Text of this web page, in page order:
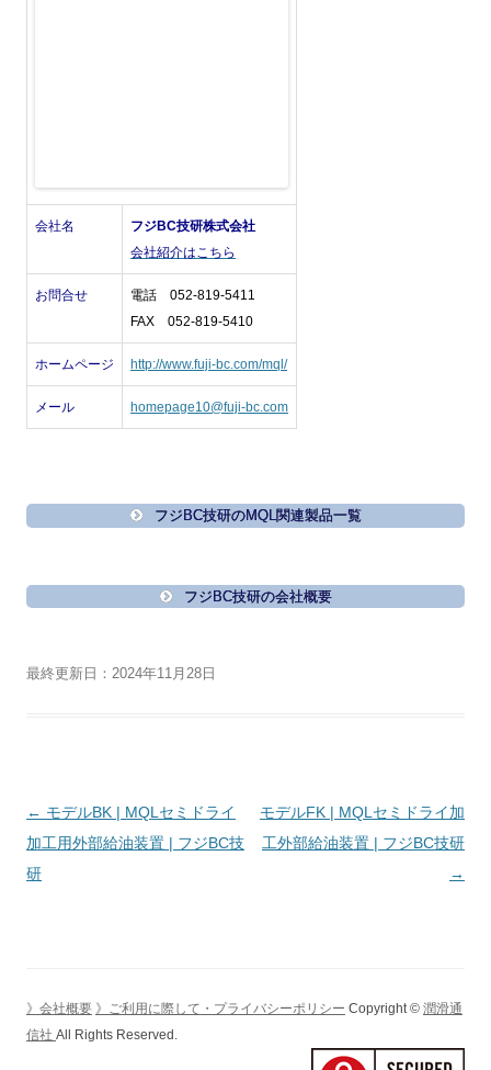
会社名
フジBC技研株式会社
会社紹介はこちら
お問合せ
電話 052-819-5411
FAX 052-819-5410
ホームページ http://www.fuji-bc.com/mql/
メール homepage10@fuji-bc.com
フジBC技研のMQL関連製品一覧
フジBC技研の会社概要
最終更新日：2024年11月28日
投
稿
ナ
ョ
← モデルBK | MQLセミドライ
加工用外部給油装置 | フジBC技
研
モデルFK | MQLセミドライ加
工外部給油装置 | フジBC技研
→
》会社概要 》ご利用に際して・プライバシーポリシー Copyright © 潤滑通
信社 All Rights Reserved.